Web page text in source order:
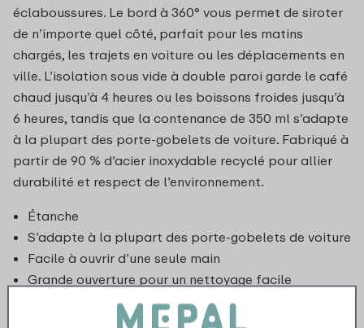
éclaboussures. Le bord à 360° vous permet de siroter
de n’importe quel côté, parfait pour les matins
chargés, les trajets en voiture ou les déplacements en
ville. L’isolation sous vide à double paroi garde le café
chaud jusqu’à 4 heures ou les boissons froides jusqu’à
6 heures, tandis que la contenance de 350 ml s’adapte
à la plupart des porte-gobelets de voiture. Fabriqué à
partir de 90 % d’acier inoxydable recyclé pour allier
durabilité et respect de l’environnement.
Étanche
S’adapte à la plupart des porte-gobelets de voiture
Facile à ouvrir d’une seule main
Grande ouverture pour un nettoyage facile
Garde les boissons chaudes pendant 4 à 6 heures et
froides jusqu’à 12 heures